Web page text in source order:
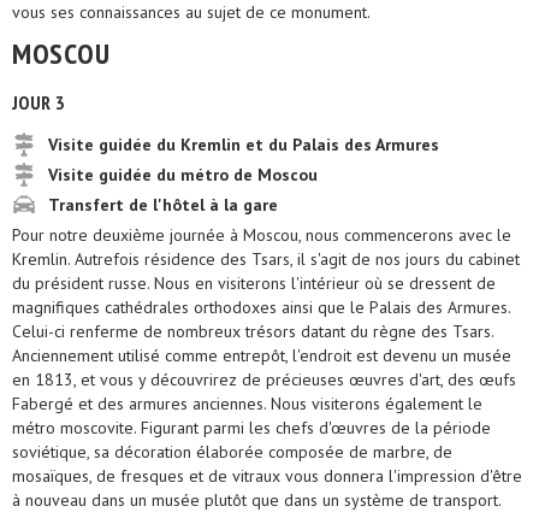
vous ses connaissances au sujet de ce monument.
MOSCOU
JOUR 3
Visite guidée du Kremlin et du Palais des Armures
Visite guidée du métro de Moscou
Transfert de l'hôtel à la gare
Pour notre deuxième journée à Moscou, nous commencerons avec le
Kremlin. Autrefois résidence des Tsars, il s'agit de nos jours du cabinet
du président russe. Nous en visiterons l'intérieur où se dressent de
magnifiques cathédrales orthodoxes ainsi que le Palais des Armures.
Celui-ci renferme de nombreux trésors datant du règne des Tsars.
Anciennement utilisé comme entrepôt, l'endroit est devenu un musée
en 1813, et vous y découvrirez de précieuses œuvres d'art, des œufs
Fabergé et des armures anciennes. Nous visiterons également le
métro moscovite. Figurant parmi les chefs d'œuvres de la période
soviétique, sa décoration élaborée composée de marbre, de
mosaïques, de fresques et de vitraux vous donnera l'impression d'être
à nouveau dans un musée plutôt que dans un système de transport.